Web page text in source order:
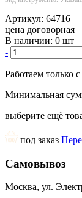
Артикул: 64716
цена договорная
В наличии: 0 шт
-
Работаем только
Минимальная
выберите ещё
под заказ
Самовывоз
Москва, ул.